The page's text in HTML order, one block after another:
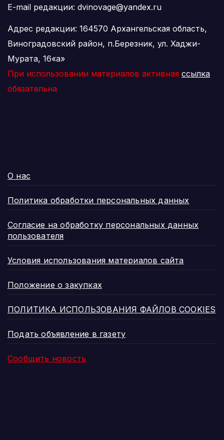
E-mail редакции: dvinovage@yandex.ru
Адрес редакции: 164570 Архангельская область,
Виноградовский район, п.Березник, ул. Хаджи-
Мурата, 16«а»
При использовании материалов активная ссылка
обязательна
О нас
Политика обработки персональных данных
Согласие на обработку персональных данных
пользователя
Условия использования материалов сайта
Положение о закупках
ПОЛИТИКА ИСПОЛЬЗОВАНИЯ ФАЙЛОВ COOKIES
Подать объявление в газету
Сообщить новость